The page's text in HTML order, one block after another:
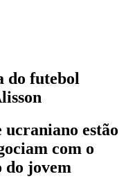
do futebol
ucraniano estão
com o
do jovem